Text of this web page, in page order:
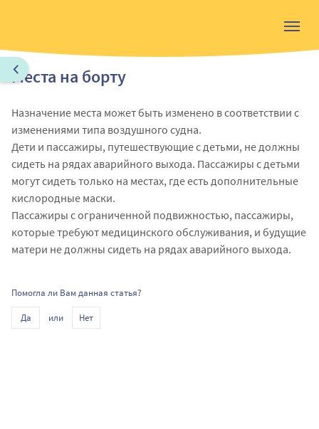
Места на борту
Назначение места может быть изменено в соответствии с
изменениями типа воздушного судна.
Дети и пассажиры, путешествующие с детьми, не должны
сидеть на рядах аварийного выхода. Пассажиры с детьми
могут сидеть только на местах, где есть дополнительные
кислородные маски.
Пассажиры с ограниченной подвижностью, пассажиры,
которые требуют медицинского обслуживания, и будущие
матери не должны сидеть на рядах аварийного выхода.
Помогла ли Вам данная статья?
Да или Нет